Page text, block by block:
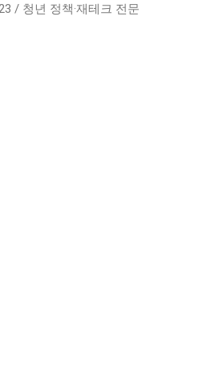
/ 청년 정책·재테크 전문